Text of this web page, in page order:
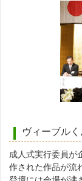
ヴィーブル
成人式実行委員が
作された作品が流